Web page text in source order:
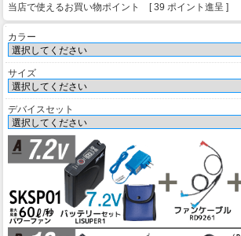
当店で使えるお買い物ポイント [ 39 ポイント進呈 ]
カラー
サイズ
デバイスセット